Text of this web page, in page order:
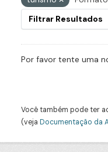
Filtrar Resultados
Por favor tente uma
Você também pode ter
(veja Documentação da